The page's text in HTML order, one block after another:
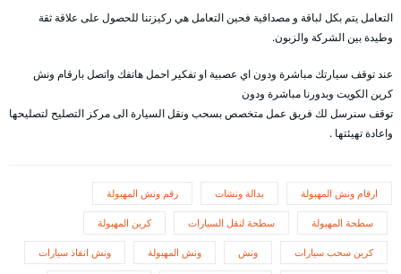
التعامل يتم بكل لباقة و مصداقية فحين التعامل هي ركيزتنا للحصول على علاقة ثقة
وطيدة بين الشركة والزبون.
عند توقف سيارتك مباشرة ودون اي عصبية او تفكير احمل هاتفك واتصل بارقام ونش
كرين الكويت وبدورنا مباشرة ودون
توقف سنرسل لك فريق عمل متخصص بسحب ونقل السيارة الى مركز التصليح لتصليحها
واعادة تهيئتها .
ارقام ونش المهبولة بدالة ونشات رقم ونش المهبولة
سطحة المهبولة سطحة لنقل السيارات كرين المهبولة
كرين سحب سيارات ونش ونش المهبولة ونش انقاذ سيارات